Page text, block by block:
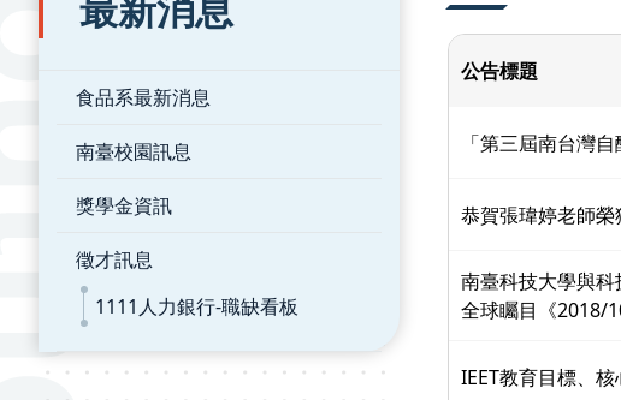
食品系最新消息
南臺校園訊息
獎學金資訊
徵才訊息
1111人力銀行-職缺看板
公告標題
「第三屆南台灣自
恭賀張瑋婷老師
南臺科技大學與
全球矚目《2018/
IEET教育目標、核